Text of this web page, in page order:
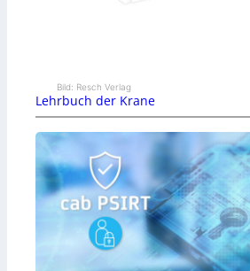
Bild: Resch Verlag
Lehrbuch der Krane